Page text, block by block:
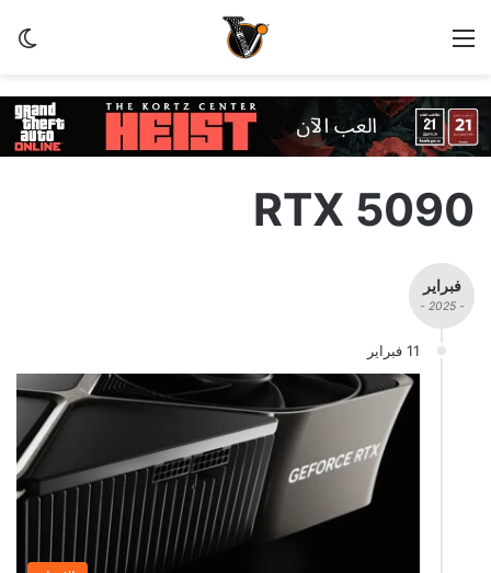
القائمة
RTX 5090
فبراير
- 2025 -
11 فبراير